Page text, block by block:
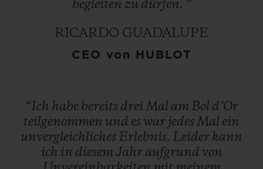
begleiten zu dürfen. ”
RICARDO GUADALUPE
CEO von HUBLOT
“Ich habe bereits drei Mal am Bol d’Or
teilgenommen und eswar jedesMal ein
unvergleichliches Erlebnis. Leider kann
ich in diesem Jahr aufgrund von